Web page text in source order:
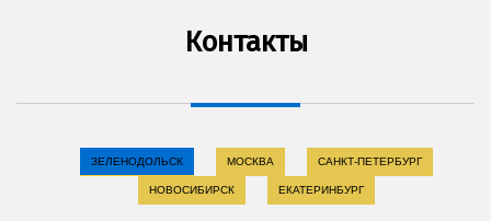
Контакты
ЗЕЛЕНОДОЛЬСК МОСКВА САНКТ-ПЕТЕРБУРГ
НОВОСИБИРСК ЕКАТЕРИНБУРГ